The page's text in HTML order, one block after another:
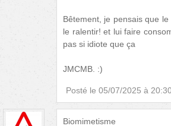
Bêtement, je pensais que
le ralentir! et lui faire
pas si idiote que ça
JMCMB. :)
Posté le 05/07/2025 à
Biomimetisme